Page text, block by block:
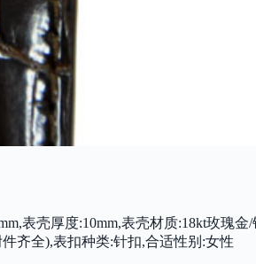
表壳厚度:10mm,表壳材质:18kt玫瑰
齐全),表扣种类:针扣,合适性别:女性